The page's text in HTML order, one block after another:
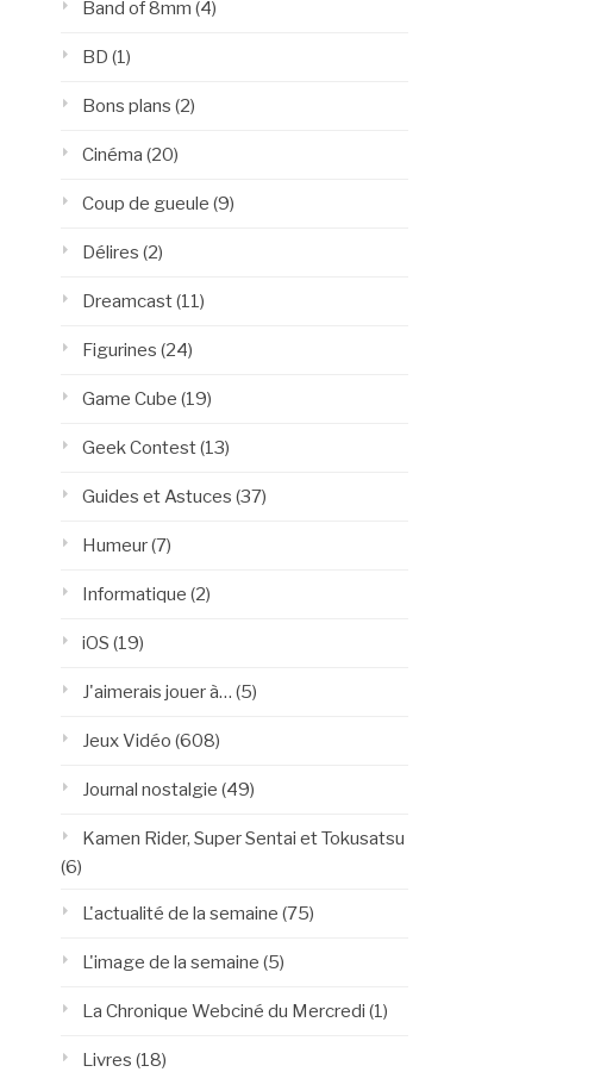
Band of 8mm (4)
BD (1)
Bons plans (2)
Cinéma (20)
Coup de gueule (9)
Délires (2)
Dreamcast(11)
Figurines (24)
Game Cube (19)
Geek Contest(13)
Guides et Astuces (37)
Humeur(7)
Informatique (2)
iOS (19)
J'aimerais jouer à… (5)
Jeux Vidéo (608)
Journal nostalgie (49)
Kamen Rider, Super Sentai et Tokusatsu
(6)
L'actualité de la semaine (75)
L'image de la semaine (5)
La Chronique Webciné du Mercredi (1)
Livres (18)